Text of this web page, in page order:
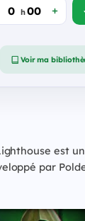
h
Voir ma
est
par